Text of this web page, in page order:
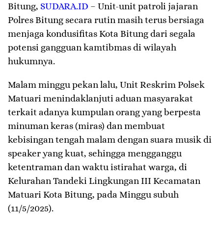
Bitung, SUDARA.ID – Unit-unit patroli jajaran
Polres Bitung secara rutin masih terus bersiaga
menjaga kondusifitas Kota Bitung dari segala
potensi gangguan kamtibmas di wilayah
hukumnya.
Malam minggu pekan lalu, Unit Reskrim Polsek
Matuari menindaklanjuti aduan masyarakat
terkait adanya kumpulan orang yang berpesta
minuman keras (miras) dan membuat
kebisingan tengah malam dengan suara musik di
speaker yang kuat, sehingga mengganggu
ketentraman dan waktu istirahat warga, di
Kelurahan Tandeki Lingkungan III Kecamatan
Matuari Kota Bitung, pada Minggu subuh
(11/5/2025).